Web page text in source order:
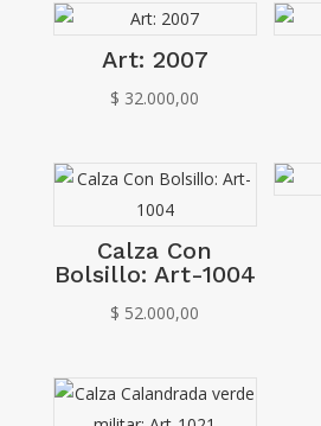
Art: 2007
$ 32.000,00
Calza Con
Bolsillo: Art-1004
$ 52.000,00